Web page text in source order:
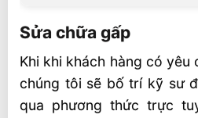
Sửa chữa gấp
Khi khi khách hàng có
chúng tôi sẽ bố trí kỹ sư
qua phương thức trực